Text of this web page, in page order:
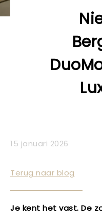
15 januari 2026
Terug naar blog
Je kent het vast. De